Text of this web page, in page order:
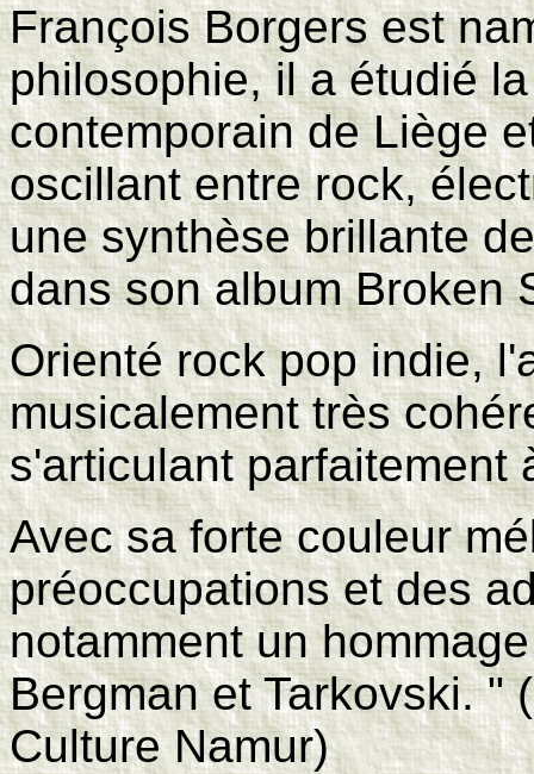
François Borgers est
philosophie, il a étudié
contemporain de Liège
oscillant entre rock,
une synthèse brillante
dans son album Broken
Orienté rock pop indie,
musicalement très
s'articulant parfaitement
Avec sa forte couleur
préoccupations et des
notamment un
Bergman et Tarkovski. "
Culture Namur)